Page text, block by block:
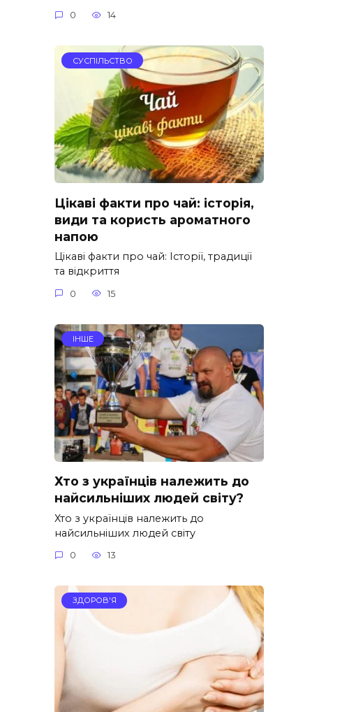
0 14
СУСПІЛЬСТВО
Цікаві факти про чай: історія,
види та користь ароматного
напою
Цікаві факти про чай: Історії, традиції
та відкриття
0 15
ІНШЕ
Хто з українців належить до
найсильніших людей світу?
Хто з українців належить до
найсильніших людей світу
0 13
ЗДОРОВ'Я